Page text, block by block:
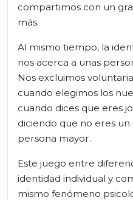
compartimos con un
más.
Al mismo tiempo, la
nos acerca a unas
Nos excluimos
cuando elegimos los
cuando dices que eres
diciendo que no eres
persona mayor.
Este juego entre
identidad individual y
mismo fenómeno